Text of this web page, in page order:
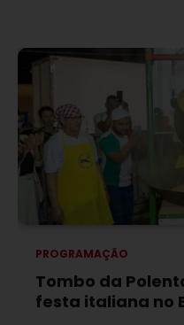
PROGRAMAÇÃO
Tombo da
festa italiana no